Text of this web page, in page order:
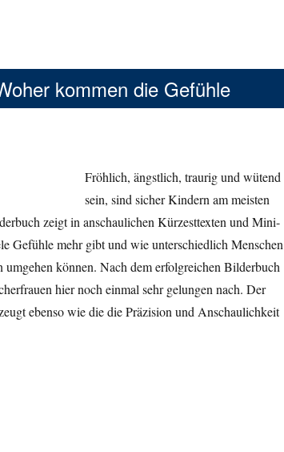
kommen die Gefühle
Fröhlich, ängstlich, traurig und wütend
sein, sind sicher Kindern am meisten
zeigt in anschaulichen Kürzesttexten und Mini-
Gefühle mehr gibt und wie unterschiedlich Menschen
können. Nach dem erfolgreichen Bilderbuch
hier noch einmal sehr gelungen nach. Der
ebenso wie die die Präzision und Anschaulichkeit